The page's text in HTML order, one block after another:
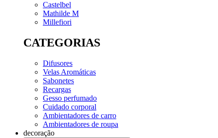
Castelbel
Mathilde M
Millefiori
CATEGORIAS
Difusores
Velas Aromáticas
Sabonetes
Recargas
Gesso perfumado
Cuidado corporal
Ambientadores de carro
Ambientadores de roupa
decoração